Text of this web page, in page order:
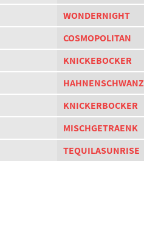
WONDERNIGHT
COSMOPOLITAN
KNICKEBOCKER
HAHNENSCHWANZ
KNICKERBOCKER
MISCHGETRAENK
TEQUILASUNRISE